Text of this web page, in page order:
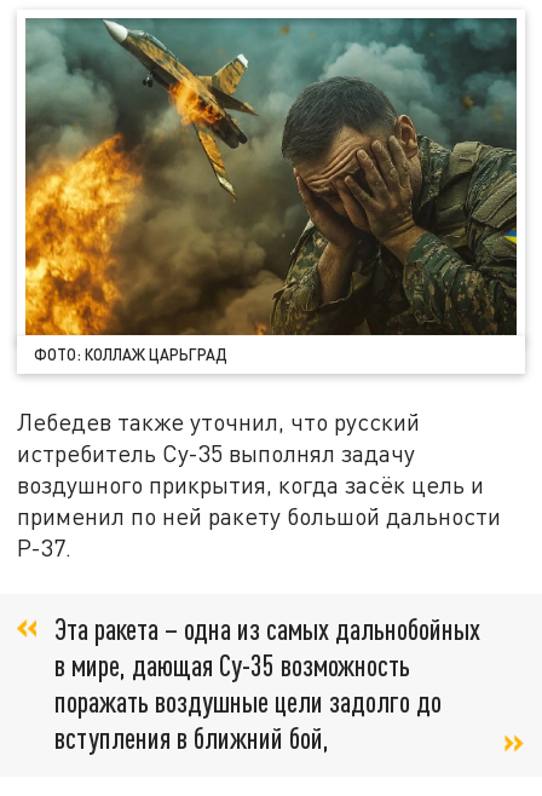
ФОТО: КОЛЛАЖ ЦАРЬГРАД
Лебедев также уточнил, что русский
истребитель Су-35 выполнял задачу
воздушного прикрытия, когда засёк цель и
применил по ней ракету большой дальности
Р-37.
Эта ракета – одна из самых дальнобойных
в мире, дающая Су-35 возможность
поражать воздушные цели задолго до
вступления в ближний бой,